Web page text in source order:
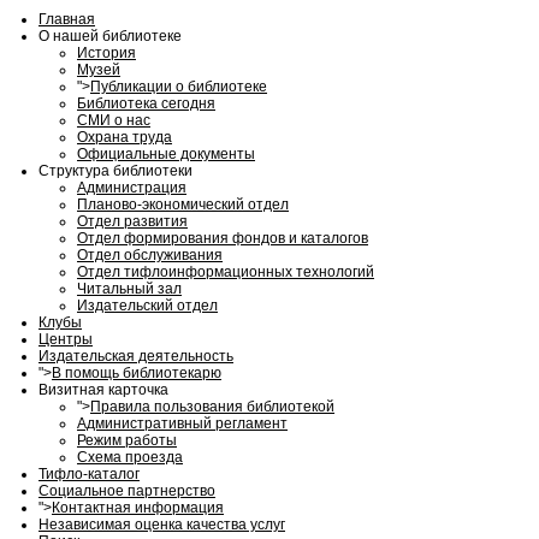
Главная
О нашей библиотеке
История
Музей
">Публикации о библиотеке
Библиотека сегодня
СМИ о нас
Охрана труда
Официальные документы
Структура библиотеки
Администрация
Планово-экономический отдел
Отдел развития
Отдел формирования фондов и каталогов
Отдел обслуживания
Отдел тифлоинформационных технологий
Читальный зал
Издательский отдел
Клубы
Центры
Издательская деятельность
">В помощь библиотекарю
Визитная карточка
">Правила пользования библиотекой
Административный регламент
Режим работы
Схема проезда
Тифло-каталог
Социальное партнерство
">Контактная информация
Независимая оценка качества услуг